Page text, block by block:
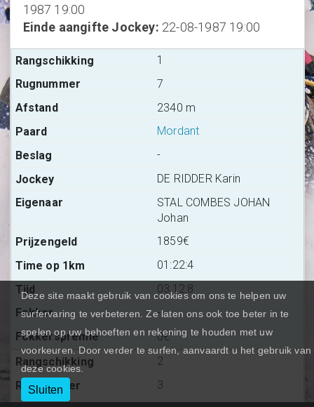
1987 19:00
Einde aangifte Jockey: 22-08-1987 19:00
1
7
2340 m
Mordant
-
DE RIDDER Karin
STAL COMBES JOHAN
Johan
1859€
01:22:4
03:12:8
-
0€
2
3
Deze site maakt gebruik van cookies om ons te helpen uw
surfervaring te verbeteren. Ze laten ons ook toe beter in te
spelen op uw behoeften en rekening te houden met uw
voorkeuren. Door verder te surfen, aanvaardt u het gebruik van
deze cookies.
Sluiten